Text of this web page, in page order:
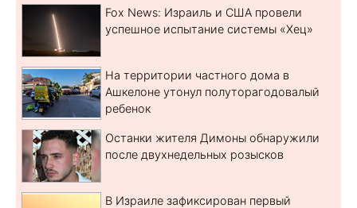
Fox News: Израиль и США провели
успешное испытание системы «Хец»
На территории частного дома в
Ашкелоне утонул полуторагодовалый
ребенок
Останки жителя Димоны обнаружили
после двухнедельных розысков
В Израиле зафиксирован первый